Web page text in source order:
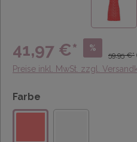
41,97 €* %
59,95 €*
Preise inkl. MwSt. zzgl.
Farbe